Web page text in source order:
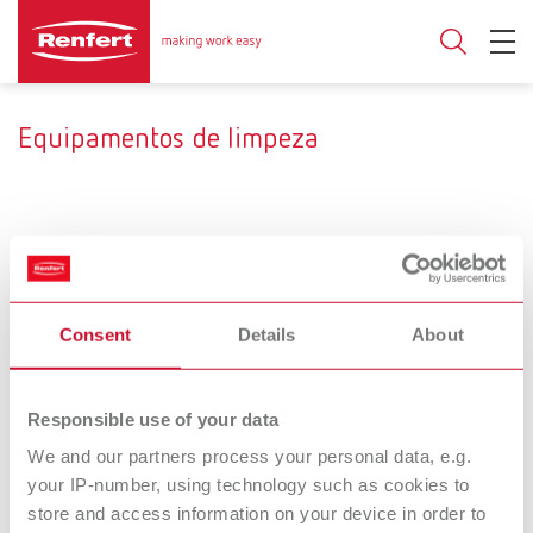
Consent Details About
Responsible use of your data
We and our partners process your personal data, e.g.
your IP-number, using technology such as cookies to
store and access information on your device in order to
Equipamentos de limpeza
Aplicação
Limpeza de
Técnica
Ultra-som Ímã/Pinos